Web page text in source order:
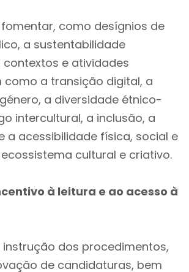
como desígnios de
a sustentabilidade
e atividades
como a transição digital, a
a diversidade étnico-
intercultural, a inclusão, a
a acessibilidade física, social e
cultural e criativo.
à leitura e ao acesso à
dos procedimentos,
de candidaturas, bem